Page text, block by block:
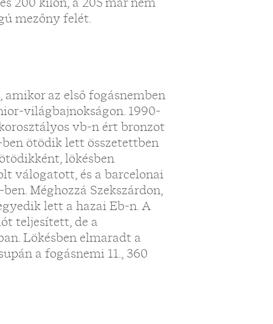
mezőny felét.
az első fogásnemben
világbajnokságon. 1990-
vb-n ért bronzot
ben ötödik lett összetettben
lökésben
válogatott, és a barcelonai
Méghozzá Szekszárdon,
lett a hazai Eb-n. A
teljesített, de a
Lökésben elmaradt a
a fogásnemi 11., 360